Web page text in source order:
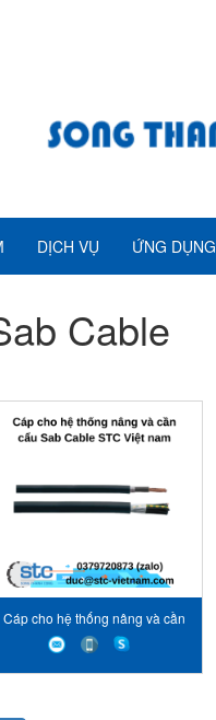
DỊCH VỤ ỨNG DỤNG
Cable
Cáp cho hệ thống nâng và cần
cẩu Sab Cable